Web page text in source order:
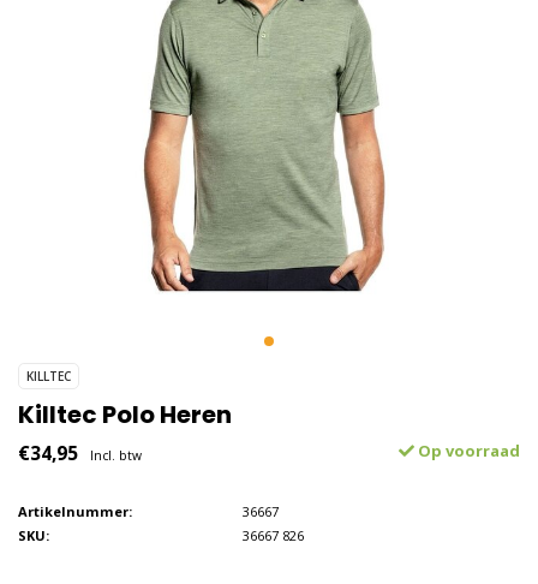
KILLTEC
Killtec Polo Heren
€34,95 Incl. btw Op voorraad
Artikelnummer:
36667
SKU:
36667 826